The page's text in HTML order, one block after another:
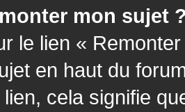
mon sujet
le lien «
en haut du
cela signifie